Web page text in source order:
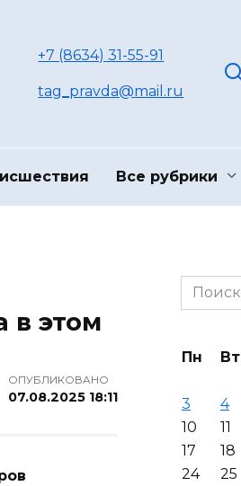
+7 (8634) 31-55-91
tag_pravda@mail.ru
Все рубрики
в этом
ОПУБЛИКОВАНО
07.08.2025 18:11
Search
for:
Пн Вт
3
4
10
11
17
18
24
25